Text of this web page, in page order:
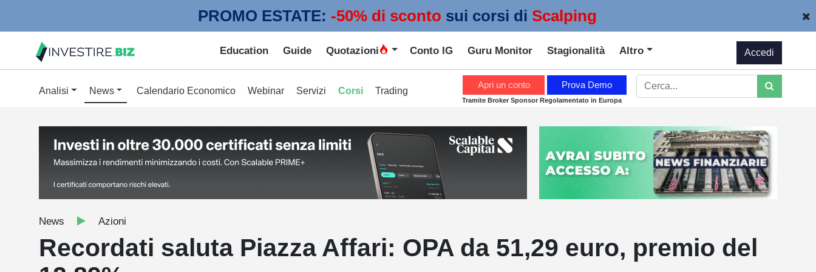
PROMO ESTATE: -50% di sconto sui corsi di Scalping
Education Guide Quotazioni Conto IG Guru Monitor Stagionalità Altro Accedi
Analisi News Calendario Economico Webinar Servizi Corsi Trading
Apri un conto Prova Demo
Tramite Broker Sponsor Regolamentato in Europa
News Azioni
Recordati saluta Piazza Affari: OPA da 51,29 euro, premio del